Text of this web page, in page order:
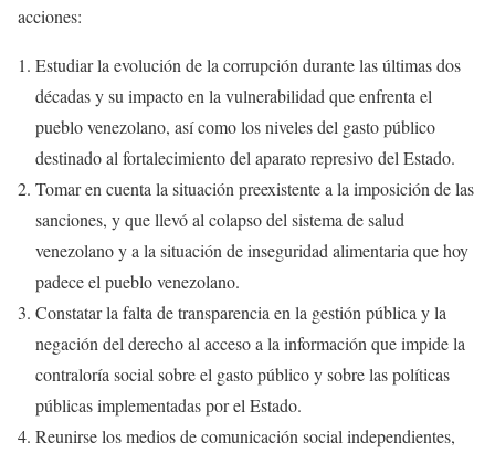
acciones:
Estudiar la evolución de la corrupción durante las últimas dos
décadas y su impacto en la vulnerabilidad que enfrenta el
pueblo venezolano, así como los niveles del gasto público
destinado al fortalecimiento del aparato represivo del Estado.
Tomar en cuenta la situación preexistente a la imposición de las
sanciones, y que llevó al colapso del sistema de salud
venezolano y a la situación de inseguridad alimentaria que hoy
padece el pueblo venezolano.
Constatar la falta de transparencia en la gestión pública y la
negación del derecho al acceso a la información que impide la
contraloría social sobre el gasto público y sobre las políticas
públicas implementadas por el Estado.
Reunirse los medios de comunicación social independientes,